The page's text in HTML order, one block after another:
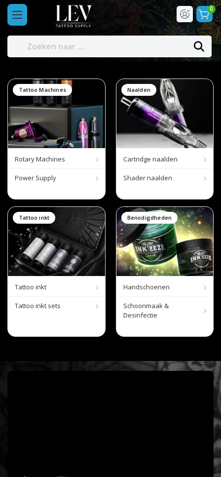
0
Tattoo Machines
Rotary Machines
Power Supply
Naalden
Cartridge naalden
Shader naalden
Tattoo inkt
Tattoo inkt
Tattoo inkt sets
Benodigdheden
Handschoenen
Schoonmaak &
Desinfectie